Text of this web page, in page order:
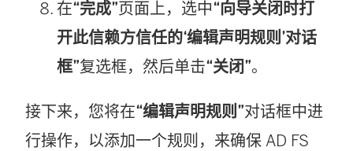
在“完成”页面上，选中“向导关闭时打
开此信赖方信任的‘编辑声明规则’对话
框”复选框，然后单击“关闭”。
接下来，您将在“编辑声明规则”对话框中进
行操作，以添加一个规则，来确保 AD FS